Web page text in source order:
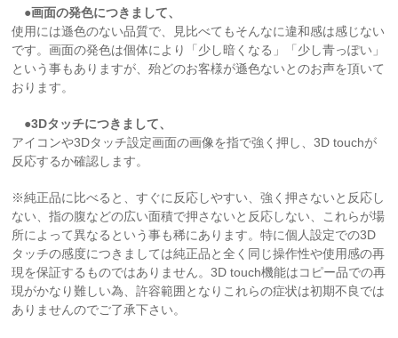
●画面の発色につきまして、
使用には遜色のない品質で、見比べてもそんなに違和感は感じない
です。画面の発色は個体により「少し暗くなる」「少し青っぽい」
という事もありますが、殆どのお客様が遜色ないとのお声を頂いて
おります。
●3Dタッチにつきまして、
アイコンや3Dタッチ設定画面の画像を指で強く押し、3D touchが
反応するか確認します。
※純正品に比べると、すぐに反応しやすい、強く押さないと反応し
ない、指の腹などの広い面積で押さないと反応しない、これらが場
所によって異なるという事も稀にあります。特に個人設定での3D
タッチの感度につきましては純正品と全く同じ操作性や使用感の再
現を保証するものではありません。3D touch機能はコピー品での再
現がかなり難しい為、許容範囲となりこれらの症状は初期不良では
ありませんのでご了承下さい。